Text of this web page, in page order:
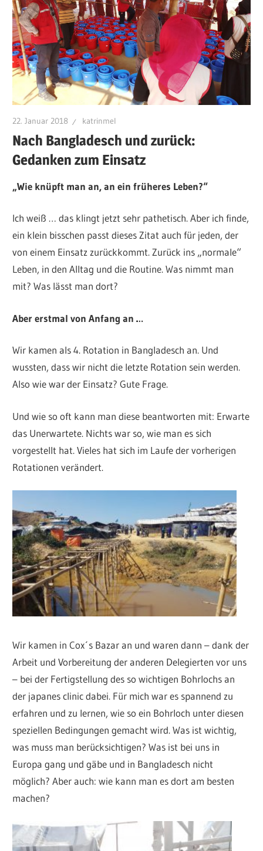
22. Januar 2018 katrinmel
Nach Bangladesch und zurück:
Gedanken zum Einsatz
„Wie knüpft man an, an ein früheres Leben?“
Ich weiß … das klingt jetzt sehr pathetisch. Aber ich finde,
ein klein bisschen passt dieses Zitat auch für jeden, der
von einem Einsatz zurückkommt. Zurück ins „normale“
Leben, in den Alltag und die Routine. Was nimmt man
mit? Was lässt man dort?
Aber erstmal von Anfang an …
Wir kamen als 4. Rotation in Bangladesch an. Und
wussten, dass wir nicht die letzte Rotation sein werden.
Also wie war der Einsatz? Gute Frage.
Und wie so oft kann man diese beantworten mit: Erwarte
das Unerwartete. Nichts war so, wie man es sich
vorgestellt hat. Vieles hat sich im Laufe der vorherigen
Rotationen verändert.
Wir kamen in Cox´s Bazar an und waren dann – dank der
Arbeit und Vorbereitung der anderen Delegierten vor uns
– bei der Fertigstellung des so wichtigen Bohrlochs an
der japanes clinic dabei. Für mich war es spannend zu
erfahren und zu lernen, wie so ein Bohrloch unter diesen
speziellen Bedingungen gemacht wird. Was ist wichtig,
was muss man berücksichtigen? Was ist bei uns in
Europa gang und gäbe und in Bangladesch nicht
möglich? Aber auch: wie kann man es dort am besten
machen?